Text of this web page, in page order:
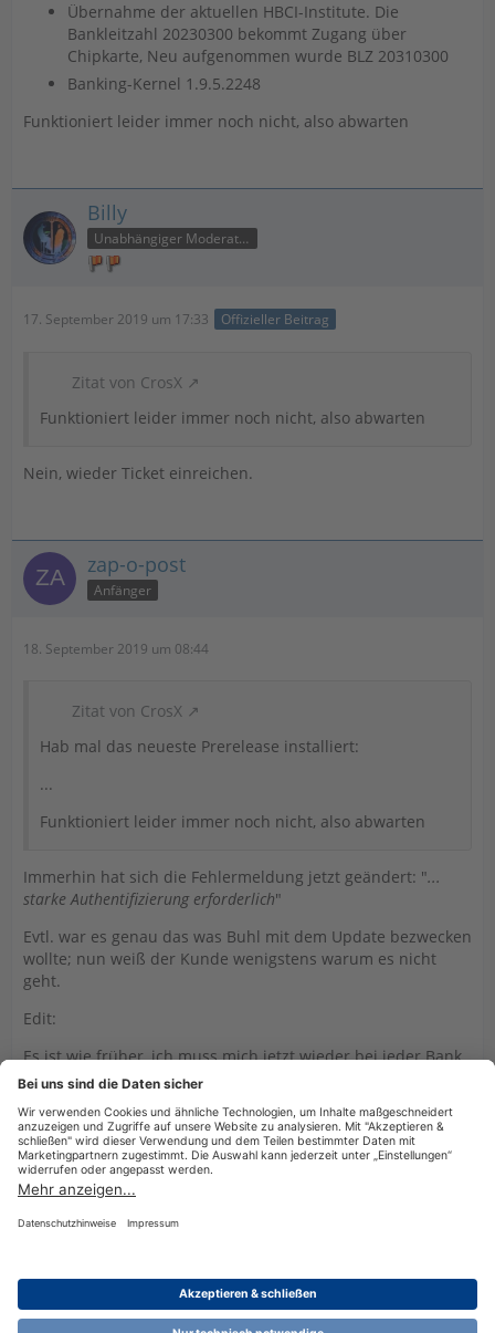
Übernahme der aktuellen HBCI-Institute. Die
Bankleitzahl 20230300 bekommt Zugang über
Chipkarte, Neu aufgenommen wurde BLZ 20310300
Banking-Kernel 1.9.5.2248
Funktioniert leider immer noch nicht, also abwarten
Billy
Unabhängiger Moderator
17. September 2019 um 17:33 Offizieller Beitrag
Zitat von CrosX
Funktioniert leider immer noch nicht, also abwarten
Nein, wieder Ticket einreichen.
zap-o-post
Anfänger
18. September 2019 um 08:44
Zitat von CrosX
Hab mal das neueste Prerelease installiert:
...
Funktioniert leider immer noch nicht, also abwarten
Immerhin hat sich die Fehlermeldung jetzt geändert: "...
starke Authentifizierung erforderlich"
Evtl. war es genau das was Buhl mit dem Update bezwecken
wollte; nun weiß der Kunde wenigstens warum es nicht
geht.
Edit:
Es ist wie früher, ich muss mich jetzt wieder bei jeder Bank
einzeln einloggen und kann anschließend meine Umsätze
Nutzungsbestimmungen Cookie-Einstellungen